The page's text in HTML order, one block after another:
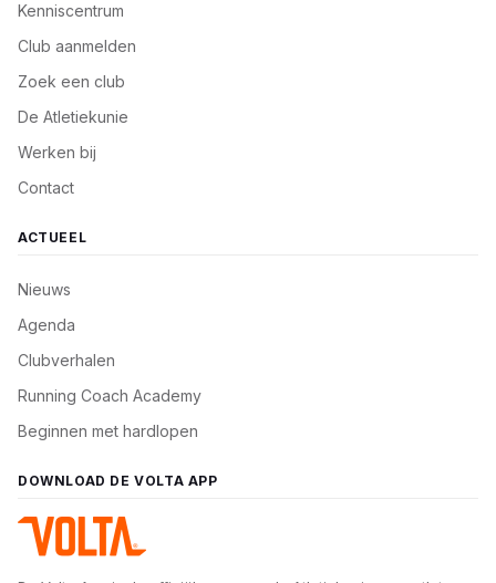
Kenniscentrum
Club aanmelden
Zoek een club
De Atletiekunie
Werken bij
Contact
ACTUEEL
Nieuws
Agenda
Clubverhalen
Running Coach Academy
Beginnen met hardlopen
DOWNLOAD DE VOLTA APP